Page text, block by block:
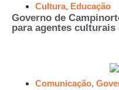
Cultura, Educação
Governo de
para agentes
Comunicação,